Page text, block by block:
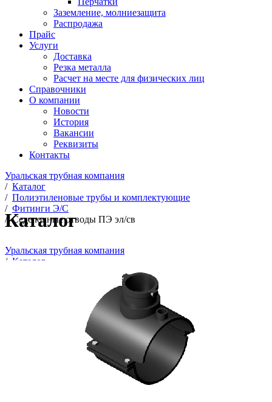
Заземление, молниезащита
Распродажа
Прайс
Услуги
Доставка
Резка металла
Расчет на месте для физических лиц
Справочники
О компании
Новости
История
Вакансии
Реквизиты
Контакты
Уральская трубная компания
/ Каталог
/ Полиэтиленовые трубы и комплектующие
/ Фитинги Э/С
/ Седелочные отводы ПЭ эл/св
Каталог
Уральская трубная компания
/ Каталог
Полиэтиленовые трубы и комплектующие
Седелочные отводы ПЭ эл/св